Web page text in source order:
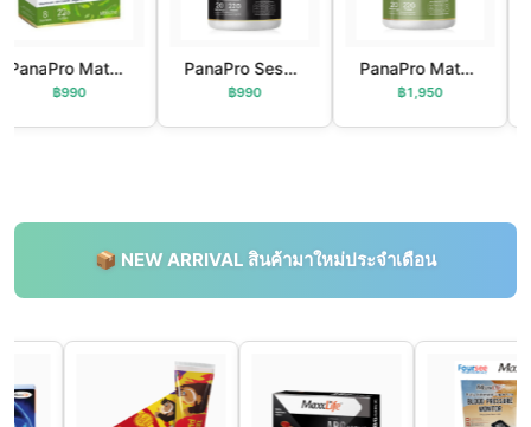
PanaPro Matcha Green Tea
฿990
PanaPro Sesame 800g
฿990
PanaPro Matcha Green Tea
฿1,950